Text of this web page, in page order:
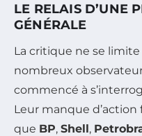
LE RELAIS D’UNE
GÉNÉRALE
La critique ne se limite
nombreux
commencé à
Leur manque
que BP, Shell,